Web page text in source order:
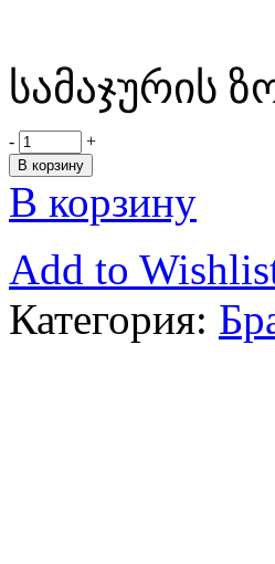
სამაჯურის
- +
В корзину
В корзину
Add to
Категория: